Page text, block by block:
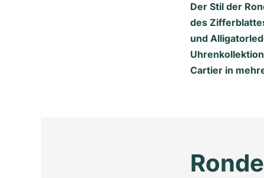
Der Stil der
des
und
Cartier in